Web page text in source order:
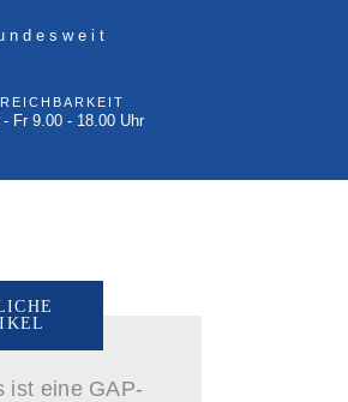
- Fr 9.00 - 18.00 Uhr
ist eine GAP-